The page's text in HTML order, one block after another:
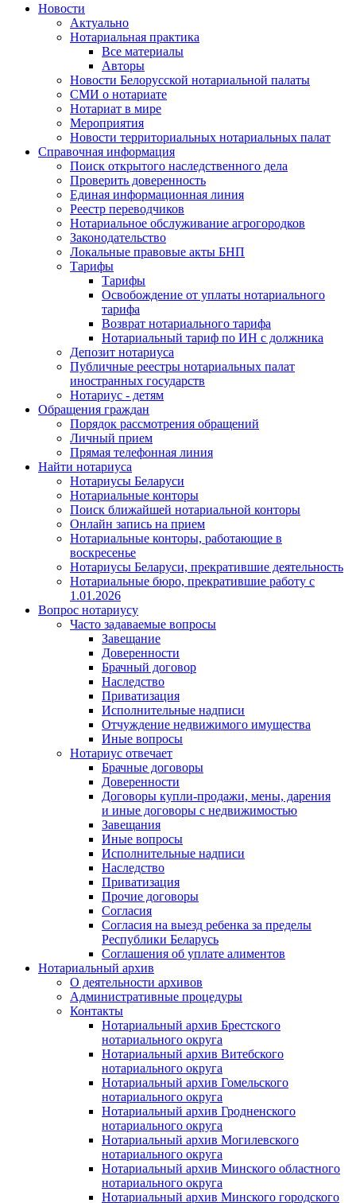
Новости
Актуально
Нотариальная практика
Все материалы
Авторы
Новости Белорусской нотариальной палаты
СМИ о нотариате
Нотариат в мире
Мероприятия
Новости территориальных нотариальных палат
Справочная информация
Поиск открытого наследственного дела
Проверить доверенность
Единая информационная линия
Реестр переводчиков
Нотариальное обслуживание агрогородков
Законодательство
Локальные правовые акты БНП
Тарифы
Тарифы
Освобождение от уплаты нотариального
тарифа
Возврат нотариального тарифа
Нотариальный тариф по ИН с должника
Депозит нотариуса
Публичные реестры нотариальных палат
иностранных государств
Нотариус - детям
Обращения граждан
Порядок рассмотрения обращений
Личный прием
Прямая телефонная линия
Найти нотариуса
Нотариусы Беларуси
Нотариальные конторы
Поиск ближайшей нотариальной конторы
Онлайн запись на прием
Нотариальные конторы, работающие в
воскресенье
Нотариусы Беларуси, прекратившие деятельность
Нотариальные бюро, прекратившие работу с
1.01.2026
Вопрос нотариусу
Часто задаваемые вопросы
Завещание
Доверенности
Брачный договор
Наследство
Приватизация
Исполнительные надписи
Отчуждение недвижимого имущества
Иные вопросы
Нотариус отвечает
Брачные договоры
Доверенности
Договоры купли-продажи, мены, дарения
и иные договоры с недвижимостью
Завещания
Иные вопросы
Исполнительные надписи
Наследство
Приватизация
Прочие договоры
Согласия
Согласия на выезд ребенка за пределы
Республики Беларусь
Соглашения об уплате алиментов
Нотариальный архив
О деятельности архивов
Административные процедуры
Контакты
Нотариальный архив Брестского
нотариального округа
Нотариальный архив Витебского
нотариального округа
Нотариальный архив Гомельского
нотариального округа
Нотариальный архив Гродненского
нотариального округа
Нотариальный архив Могилевского
нотариального округа
Нотариальный архив Минского областного
нотариального округа
Нотариальный архив Минского городского